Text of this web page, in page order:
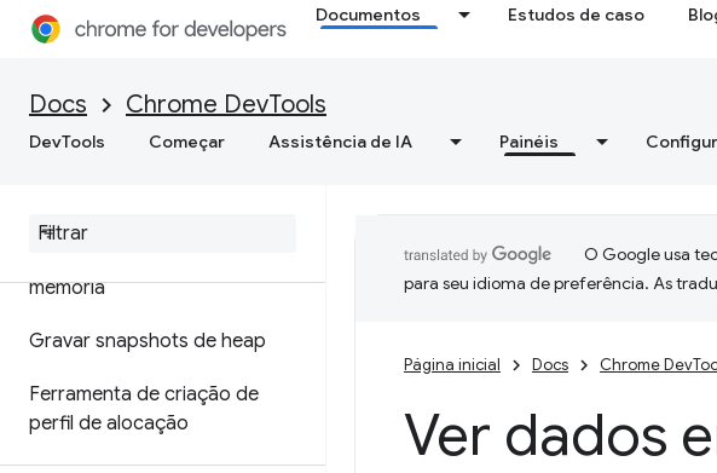
Documentos Estudos de caso
Docs Chrome DevTools
DevTools Começar Assistência de IA Painéis
Otimizar a velocidade da Web
Memória
Visão geral
memória
Gravar snapshots de heap
Ferramenta de criação de
perfil de alocação
O Google usa
para seu idioma de preferência. As
Página inicial Docs Chrome
Ver dados